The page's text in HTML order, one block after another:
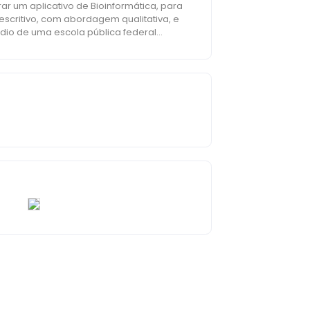
um aplicativo de Bioinformática, para
com abordagem qualitativa, e
de uma escola pública federal
ferramentas de Bioinformática
aos alunos o contato mais